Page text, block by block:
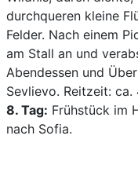
durchqueren kleine
Felder. Nach einem
am Stall an und
Abendessen und
Sevlievo. Reitzeit: ca.
8. Tag: Frühstück im
nach Sofia.